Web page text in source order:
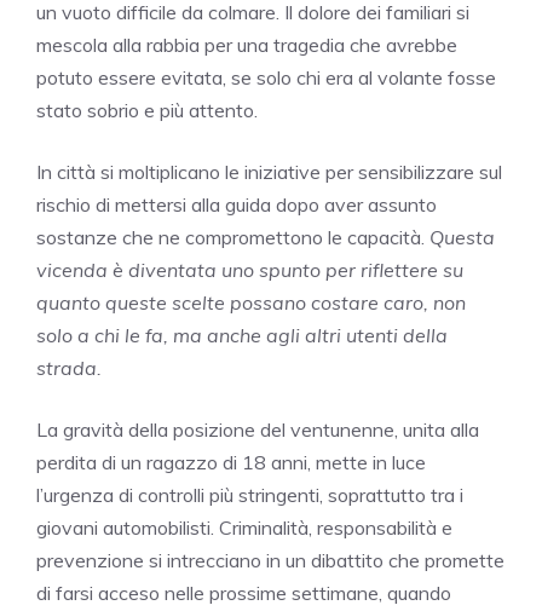
un vuoto difficile da colmare. Il dolore dei familiari si
mescola alla rabbia per una tragedia che avrebbe
potuto essere evitata, se solo chi era al volante fosse
stato sobrio e più attento.
In città si moltiplicano le iniziative per sensibilizzare sul
rischio di mettersi alla guida dopo aver assunto
sostanze che ne compromettono le capacità. Questa
vicenda è diventata uno spunto per riflettere su
quanto queste scelte possano costare caro, non
solo a chi le fa, ma anche agli altri utenti della
strada.
La gravità della posizione del ventunenne, unita alla
perdita di un ragazzo di 18 anni, mette in luce
l’urgenza di controlli più stringenti, soprattutto tra i
giovani automobilisti. Criminalità, responsabilità e
prevenzione si intrecciano in un dibattito che promette
di farsi acceso nelle prossime settimane, quando